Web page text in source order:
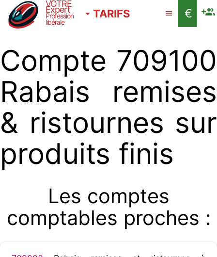
VOTRE
Expert
Profession
libérale
TARIFS €
Compte 709100
Rabais remises
& ristournes sur
produits finis
Les comptes
comptables proches :